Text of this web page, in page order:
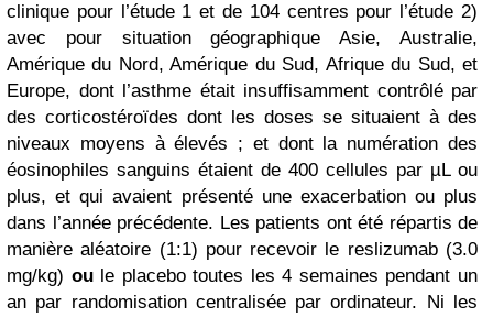
clinique pour l’étude 1 et de 104 centres pour l’étude 2)
avec pour situation géographique Asie, Australie,
Amérique du Nord, Amérique du Sud, Afrique du Sud, et
Europe, dont l’asthme était insuffisamment contrôlé par
des corticostéroïdes dont les doses se situaient à des
niveaux moyens à élevés ; et dont la numération des
éosinophiles sanguins étaient de 400 cellules par µL ou
plus, et qui avaient présenté une exacerbation ou plus
dans l’année précédente. Les patients ont été répartis de
manière aléatoire (1:1) pour recevoir le reslizumab (3.0
mg/kg) oule placebo toutes les 4 semaines pendant un
an par randomisation centralisée par ordinateur. Ni les